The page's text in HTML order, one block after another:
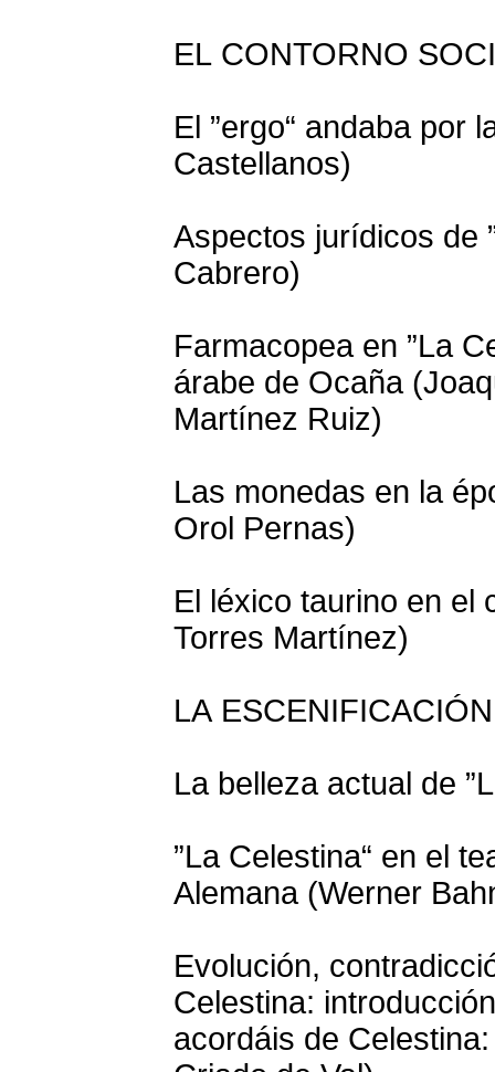
EL CONTORNO
El ”ergo“ andaba por
Castellanos)
Aspectos jurídicos de
Cabrero)
Farmacopea en ”La
árabe de Ocaña
Martínez Ruiz)
Las monedas en la
Orol Pernas)
El léxico taurino en el
Torres Martínez)
LA
La belleza actual de
”La Celestina“ en el
Alemana (Werner
Evolución,
Celestina:
acordáis de